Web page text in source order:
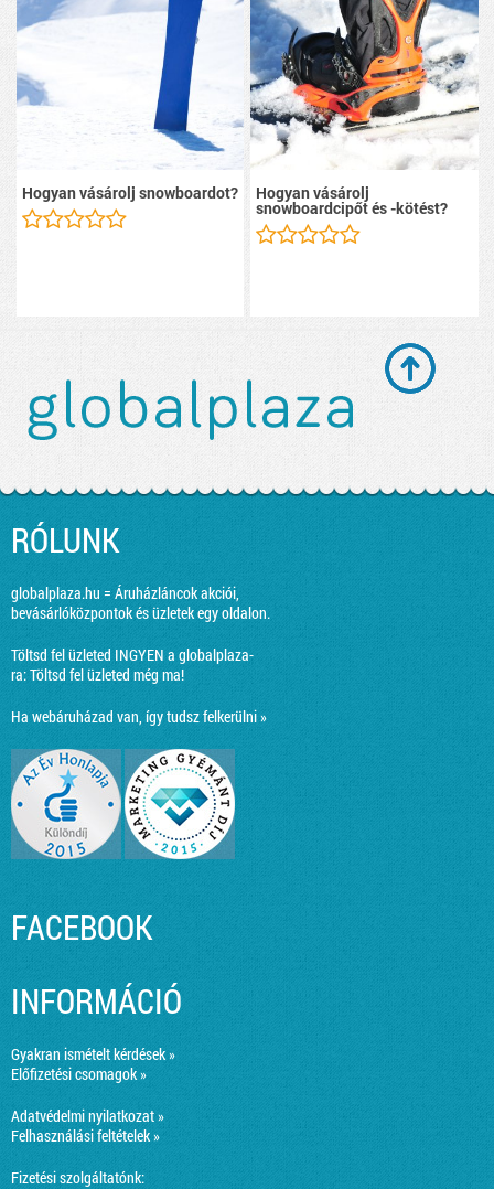
Hogyan vásárolj snowboardot? Hogyan vásárolj
snowboardcipőt és -kötést?
RÓLUNK
globalplaza.hu = Áruházláncok akciói,
bevásárlóközpontok és üzletek egy oldalon.
Töltsd fel üzleted INGYEN a globalplaza-
ra:Töltsd fel üzleted még ma!
Ha webáruházad van, így tudsz felkerülni »
FACEBOOK
INFORMÁCIÓ
Gyakran ismételt kérdések »
Előfizetési csomagok »
Adatvédelmi nyilatkozat »
Felhasználási feltételek »
Fizetési szolgáltatónk: